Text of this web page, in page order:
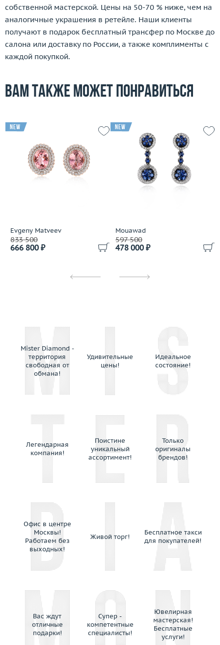
собственной мастерской. Цены на 50-70 % ниже, чем на
аналогичные украшения в ретейле. Наши клиенты
получают в подарок бесплатный трансфер по Москве до
салона или доставку по России, а также комплименты с
каждой покупкой.
Вам также может понравиться
Evgeny Matveev
833 500
666 800 ₽
new
Mouawad
597 500
478 000 ₽
new
Mister Diamond -
территория
свободная от
обмана!
Удивительные
цены!
Идеальное
состояние!
Легендарная
компания!
Поистине
уникальный
ассортимент!
Только
оригиналы
брендов!
Офис в центре
Москвы!
Работаем без
выходных!
Живой торг!
Бесплатное такси
для покупателей!
Вас ждут
отличные
подарки!
Супер -
компетентные
специалисты!
Ювелирная
мастерская!
Бесплатные
услуги!